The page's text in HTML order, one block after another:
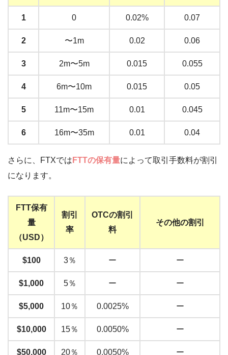
1 0 0.02% 0.07
2 〜1m 0.02 0.06
3 2m〜5m 0.015 0.055
4 6m〜10m 0.015 0.05
5 11m〜15m 0.01 0.045
6 16m〜35m 0.01 0.04
さらに、FTXでは FTTの保有量によって取引手数料が割引
になります。
FTT保有
量
（USD）
割引
率
OTCの割引
料
その他の割引
$100 3％ ー ー
$1,000 5％ ー ー
$5,000 10％ 0.0025% ー
$10,000 15％ 0.0050% ー
$50,000 20％ 0.0050% ー